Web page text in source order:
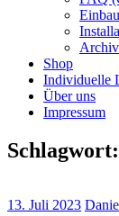
Archiv
Shop
Individuelle
Über uns
Impressum
Schlagwort:
13. Juli 2023